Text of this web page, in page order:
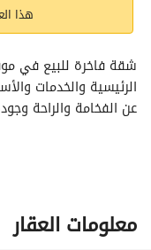
هذا
عن الفخامة والراحة
سيارة خاص
معلومات العقار